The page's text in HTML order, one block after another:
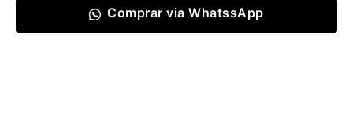
Comprar via WhatssApp